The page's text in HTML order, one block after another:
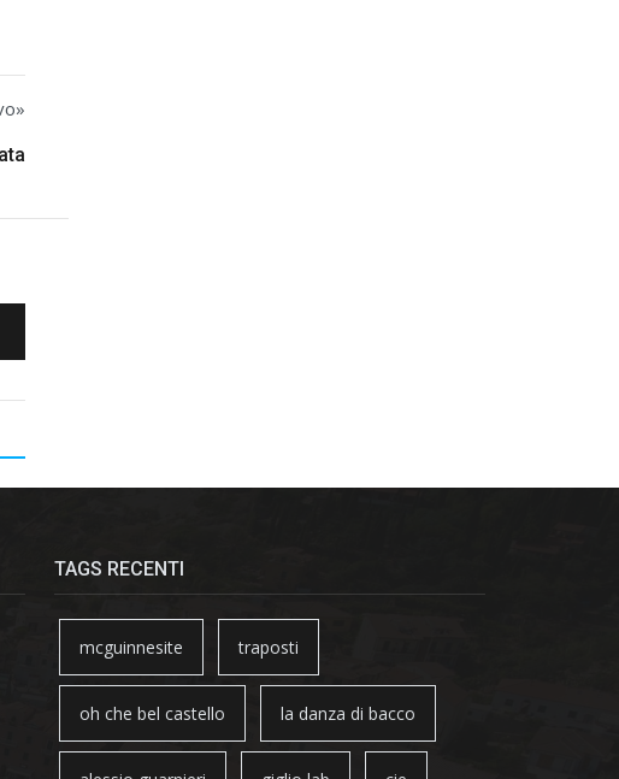
TAGS RECENTI
mcguinnesite traposti
oh che bel castello la danza di bacco